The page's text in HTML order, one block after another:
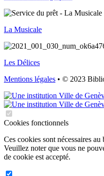
La Musicale
Les Délices
Mentions légales • © 2023
Cookies fonctionnels
Ces cookies sont nécessaires
Veuillez noter que vous ne
de cookie est accepté.